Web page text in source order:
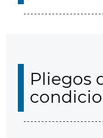
Pliegos